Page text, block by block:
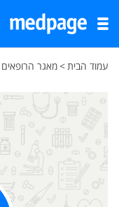
עמוד הבית>מאגר הרופאים